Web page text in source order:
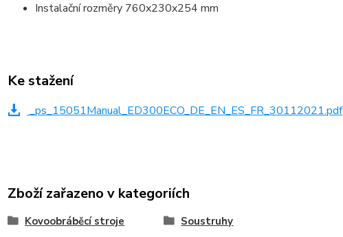
Instalační rozměry 760x230x254 mm
Ke stažení
_ps_15051Manual_ED300ECO_DE_EN_ES_FR_30112021.pdf
Zboží zařazeno v kategoriích
Kovoobráběcí stroje Soustruhy